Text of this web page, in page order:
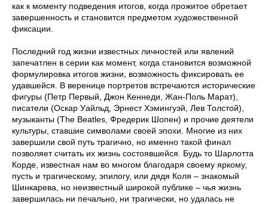
как к моменту подведения итогов, когда прожитое обретает
завершенность и становится предметом художественной
фиксации.
Последний год жизни известных личностей или явлений
запечатлен в серии как момент, когда становится возможной
формулировка итогов жизни, возможность фиксировать ее
удавшейся. В веренице портретов встречаются исторические
фигуры (Петр Первый, Джон Кеннеди, Жан-Поль Марат),
писатели (Оскар Уайльд, Эрнест Хэмингуэй, Лев Толстой),
музыканты (The Beatles, Фредерик Шопен) и прочие деятели
культуры, ставшие символами своей эпохи. Многие из них
завершили свой путь трагично, но именно такой финал
позволяет считать их жизнь состоявшейся. Будь то Шарлотта
Корде, известная нам во многом благодаря своему яркому,
пусть и трагическому, эпилогу, или дядя Коля – знакомый
Шинкарева, но неизвестный широкой публике – чья жизнь
завершилась ни печально, ни трагически, но удалась не